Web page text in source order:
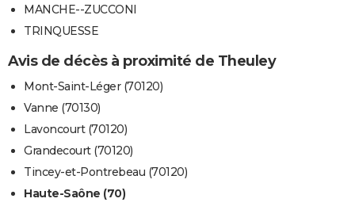
MANCHE--ZUCCONI
TRINQUESSE
Avis de décès à proximité de Theuley
Mont-Saint-Léger (70120)
Vanne (70130)
Lavoncourt (70120)
Grandecourt (70120)
Tincey-et-Pontrebeau (70120)
Haute-Saône (70)